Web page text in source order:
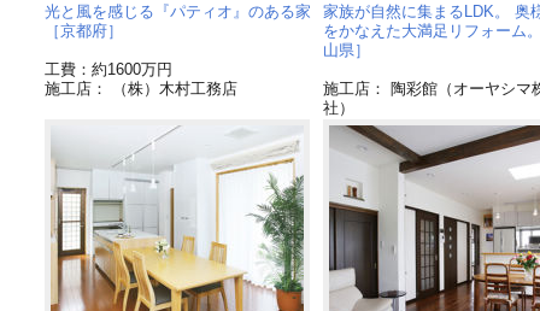
光と風を感じる『パティオ』のある家
［京都府］
工費：約1600万円
施工店： （株）木村工務店
家族が自然に集まるLDK。 奥
をかなえた大満足リフォーム
山県］
施工店： 陶彩館（オーヤシマ
社）